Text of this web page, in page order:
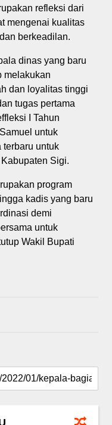
refleksi dari
mengenai kualitas
berkeadilan.
dinas yang baru
melakukan
dan loyalitas tinggi
tugas pertama
I Tahun
untuk
terbaru untuk
Sigi.
program
kadis yang baru
demi
untuk
Wakil Bupati